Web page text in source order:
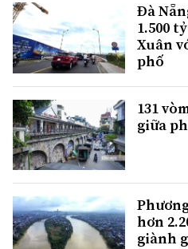
Đà
1.500
Xuân
phố
131
giữa
hơn
giành